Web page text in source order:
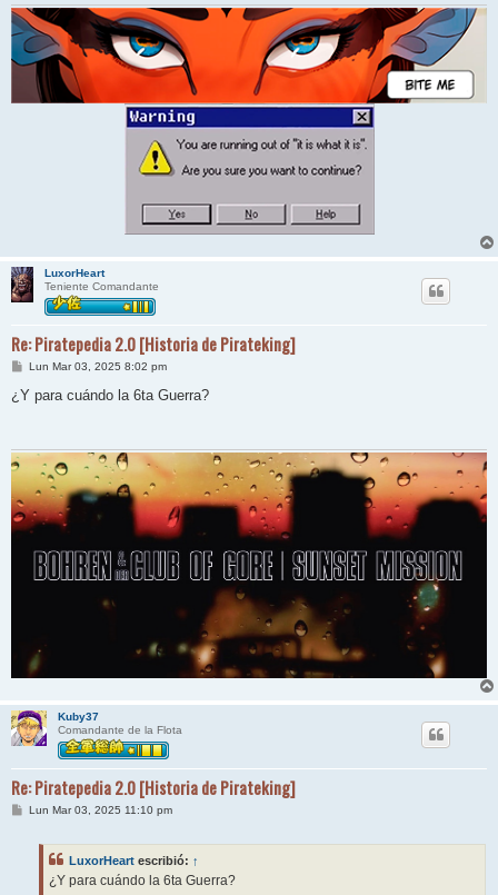
LuxorHeart
Teniente Comandante
Re: Piratepedia 2.0 [Historia de Pirateking]
M
n
Lun Mar 03, 2025 8:02 pm
¿Y para cuándo la 6ta Guerra?
Kuby37
Comandante de la Flota
Re: Piratepedia 2.0 [Historia de Pirateking]
MLun Mar 03, 2025 11:10 pm
LuxorHeart escribió: ↑
¿Y para cuándo la 6ta Guerra?